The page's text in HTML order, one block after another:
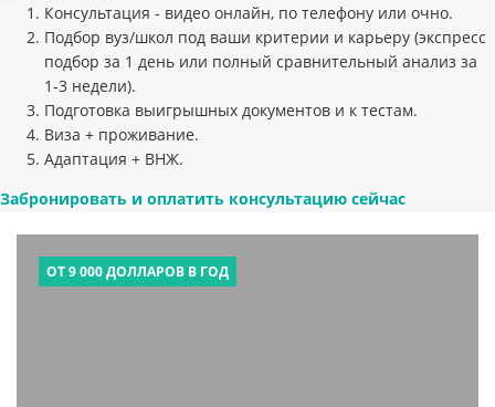
Консультация - видео онлайн, по телефону или очно.
Подбор вуз/школ под ваши критерии и карьеру (экспресс
подбор за 1 день или полный сравнительный анализ за
1-3 недели).
Подготовка выигрышных документов и к тестам.
Виза + проживание.
Адаптация + ВНЖ.
Забронировать и оплатить консультацию сейчас
ОТ 9 000 ДОЛЛАРОВ В ГОД